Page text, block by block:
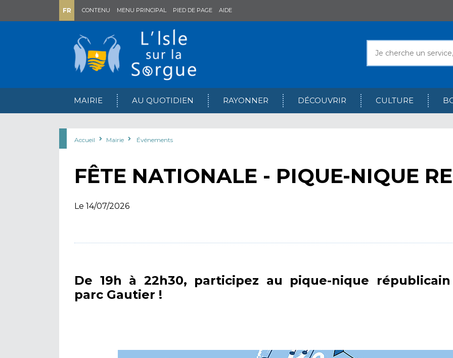
FR CONTENU MENU PRINCIPAL PIED DE PAGE AIDE
MAIRIE AU QUOTIDIEN RAYONNER DÉCOUVRIR CULTURE
Accueil Mairie Événements
FÊTE NATIONALE - PIQUE-NIQUE
Le 14/07/2026
De 19h à 22h30, participez au pique-nique
parc Gautier !